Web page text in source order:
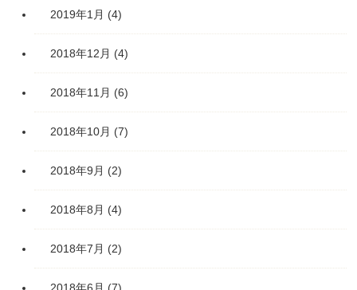
2019年1月 (4)
2018年12月 (4)
2018年11月 (6)
2018年10月 (7)
2018年9月 (2)
2018年8月 (4)
2018年7月 (2)
2018年6月 (7)